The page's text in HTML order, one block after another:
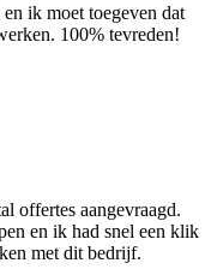
ik moet toegeven dat
100% tevreden!
offertes aangevraagd.
en ik had snel een klik
met dit bedrijf.